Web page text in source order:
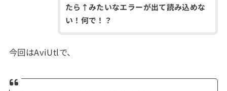
たら↑みたいなエラーが出て読み込めな
い！何で！？
今回はAviUtlで、